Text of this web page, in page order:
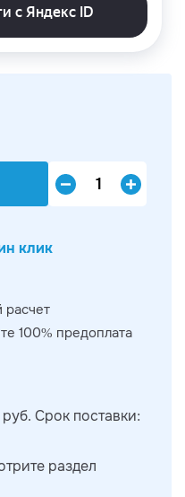
клик
100% предоплата
Срок поставки:
раздел